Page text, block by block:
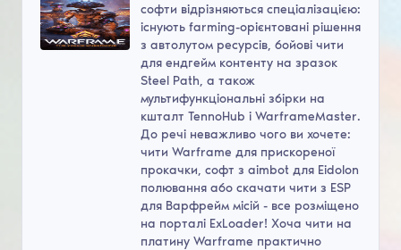
софти відрізняються спеціалізацією:
існують farming-орієнтовані рішення
з автолутом ресурсів, бойові чити
для ендгейм контенту на зразок
Steel Path, а також
мультифункціональні збірки на
кшталт TennoHub і WarframeMaster.
До речі неважливо чого ви хочете:
чити Warframe для прискореної
прокачки, софт з aimbot для Eidolon
полювання або скачати чити з ESP
для Варфрейм місій - все розміщено
на порталі ExLoader! Хоча чити на
платину Warframe практично